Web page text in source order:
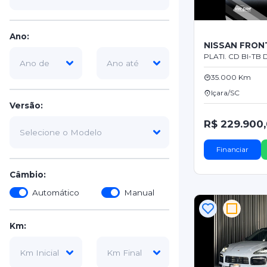
Ano:
Versão:
Câmbio:
Automático
Manual
Km:
NISSAN
PLATI. CD BI-TB
35.000 Km
Içara/SC
R$
Financiar